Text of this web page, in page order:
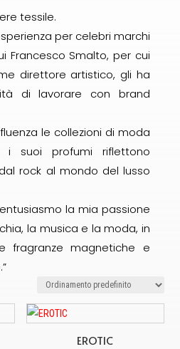
tessile.
per celebri marchi
Francesco Smalto, per cui
direttore artistico, gli ha
di lavorare con brand
le collezioni di moda
suoi profumi riflettono
rock al mondo del lusso
la mia passione
la musica e la moda, in
fragranze magnetiche e
EROTIC